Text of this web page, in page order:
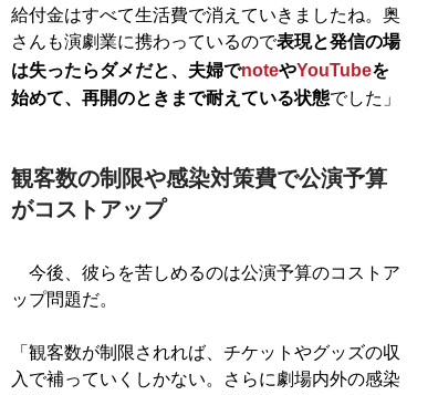
給付金はすべて生活費で消えていきましたね。奥
さんも演劇業に携わっているので表現と発信の場
は失ったらダメだと、夫婦でnoteやYouTubeを
始めて、再開のときまで耐えている状態でした」
観客数の制限や感染対策費で公演予算
がコストアップ
今後、彼らを苦しめるのは公演予算のコストア
ップ問題だ。
「観客数が制限されれば、チケットやグッズの収
入で補っていくしかない。さらに劇場内外の感染